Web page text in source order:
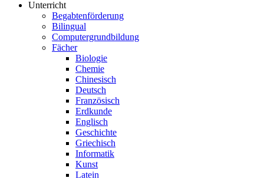
Unterricht
Begabtenförderung
Bilingual
Computergrundbildung
Fächer
Biologie
Chemie
Chinesisch
Deutsch
Französisch
Erdkunde
Englisch
Geschichte
Griechisch
Informatik
Kunst
Latein